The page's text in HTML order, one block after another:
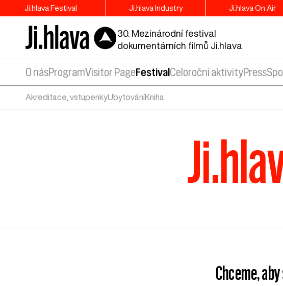
Ji.hlava Festival Ji.hlava Industry Ji.hlava On Air
30. Mezinárodní festival
dokumentárních filmů Ji.hlava
O násProgramVisitor PageFestival
Akreditace, vstupenkyUbytováníKniha
Celoroční aktivityPress
Chceme,